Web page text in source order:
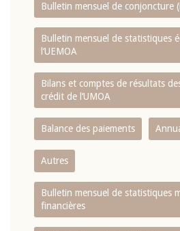
Bulletin mensuel de conjoncture
Bulletin mensuel de statistiques
l‘UEMOA
Bilans et comptes de résultats
crédit de l‘UMOA
Balance des paiements
Autres
Bulletin mensuel de statistiques
financières